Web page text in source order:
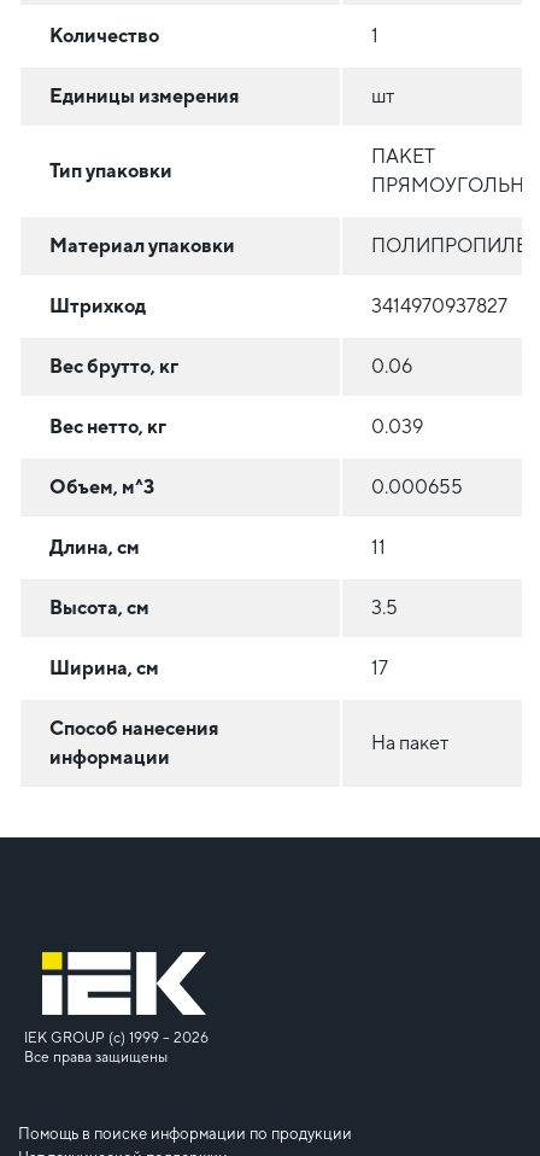
Количество 1
Единицы измерения шт
Тип упаковки
ПАКЕТ
Материал упаковки
Штрихкод 3414970937827
Вес брутто, кг 0.06
Вес нетто, кг 0.039
Объем, м^3 0.000655
Длина, см 11
Высота, см 3.5
Ширина, см 17
Способ нанесения
информации
На пакет
IEK GROUP (c) 1999 – 2026
Все права защищены
Помощь в поиске информации по продукции